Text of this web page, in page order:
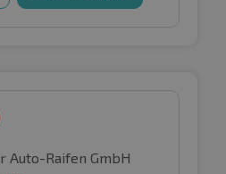
Auto-Raifen GmbH